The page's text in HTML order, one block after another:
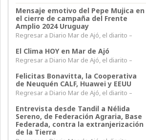
Mensaje emotivo del Pepe Mujica en
el cierre de campaña del Frente
Amplio 2024 Uruguay
Regresar a Diario Mar de Ajó, el diarito –
El Clima HOY en Mar de Ajó
Regresar a Diario Mar de Ajó, el diarito –
Felicitas Bonavitta, la Cooperativa
de Neuquén CALF, Huawei y EEUU
Regresar a Diario Mar de Ajó, el diarito –
Entrevista desde Tandil a Nélida
Sereno, de Federación Agraria, Base
Federada, contra la extranjerización
de la Tierra